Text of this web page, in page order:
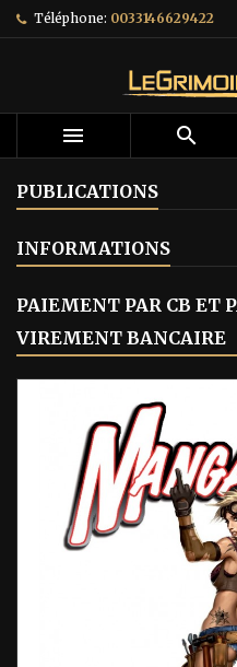
Téléphone: 0033146629422
 
PUBLICATIONS
INFORMATIONS
PAIEMENT PAR CB ET
VIREMENT BANCAIRE